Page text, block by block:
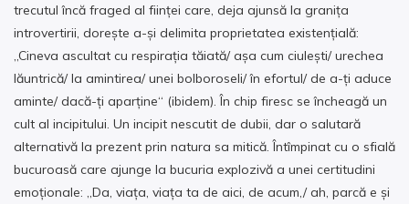
trecutul încă fraged al ființei care, deja ajunsă la granița
introvertirii, dorește a-și delimita proprietatea existențială:
„Cineva ascultat cu respirația tăiată/ așa cum ciulești/ urechea
lăuntrică/ la amintirea/ unei bolboroseli/ în efortul/ de a-ți aduce
aminte/ dacă-ți aparține“ (ibidem). În chip firesc se încheagă un
cult al incipitului. Un incipit nescutit de dubii, dar o salutară
alternativă la prezent prin natura sa mitică. Întîmpinat cu o sfială
bucuroasă care ajunge la bucuria explozivă a unei certitudini
emoționale: „Da, viața, viața ta de aici, de acum,/ ah, parcă e și